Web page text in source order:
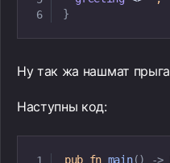
}
Ну так жа нашмат
Наступны код:
pub fn main() ->